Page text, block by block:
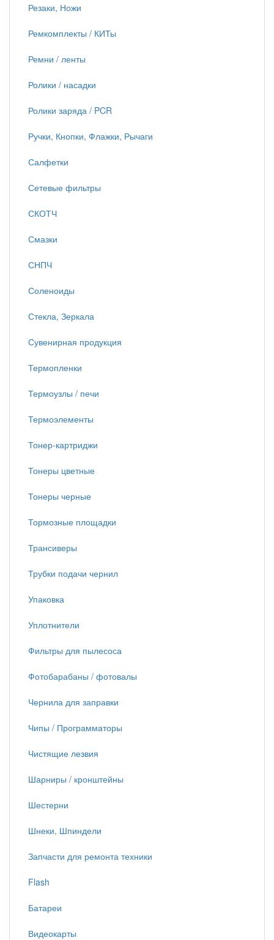
Резаки, Ножи
Ремкомплекты / КИТы
Ремни / ленты
Ролики / насадки
Ролики заряда / PCR
Ручки, Кнопки, Флажки, Рычаги
Салфетки
Сетевые фильтры
СКОТЧ
Смазки
СНПЧ
Соленоиды
Стекла, Зеркала
Сувенирная продукция
Термопленки
Термоузлы / печи
Термоэлементы
Тонер-картриджи
Тонеры цветные
Тонеры черные
Тормозные площадки
Трансиверы
Трубки подачи чернил
Упаковка
Уплотнители
Фильтры для пылесоса
Фотобарабаны / фотовалы
Чернила для заправки
Чипы / Программаторы
Чистящие лезвия
Шарниры / кронштейны
Шестерни
Шнеки, Шпиндели
Запчасти для ремонта техники
Flash
Батареи
Видеокарты